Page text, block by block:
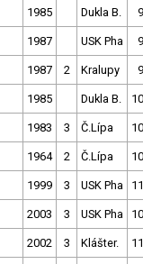
1985 Dukla B.
1987 USK Pha
1987 2 Kralupy
1985 Dukla B.
1983 3 Č.Lípa
1964 2 Č.Lípa
1999 3 USK Pha
2003 3 USK Pha
2002 3 Klášter.